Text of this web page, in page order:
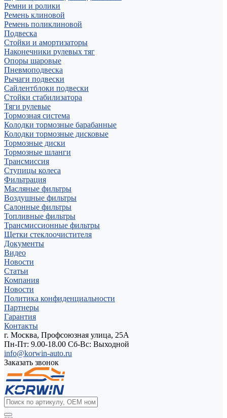
Ремни и ролики
Ремень клиновой
Ремень поликлиновой
Подвеска
Стойки и амортизаторы
Наконечники рулевых тяг
Опоры шаровые
Пневмоподвеска
Рычаги подвески
Сайлентблоки подвески
Стойки стабилизатора
Тяги рулевые
Тормозная система
Колодки тормозные барабанные
Колодки тормозные дисковые
Тормозные диски
Тормозные шланги
Трансмиссия
Ступицы колеса
Фильтрация
Масляные фильтры
Воздушные фильтры
Салонные фильтры
Топливные фильтры
Трансмиссионные фильтры
Щетки стеклоочистителя
Документы
Видео
Новости
Статьи
Компания
Новости
Политика конфиденциальности
Партнеры
Гарантия
Контакты
г. Москва, Профсоюзная улица, 25А
Пн-Пт: 9.00-18.00 Cб-Вс: Выходной
info@korwin-auto.ru
Заказать звонок